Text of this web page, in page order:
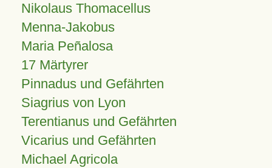
Nikolaus Thomacellus
Menna-Jakobus
Maria Peñalosa
17 Märtyrer
Pinnadus und Gefährten
Siagrius von Lyon
Terentianus und Gefährten
Vicarius und Gefährten
Michael Agricola